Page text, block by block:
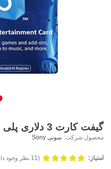
گیفت کارت 3 دلاری پلی استیشن آمریکا
محصول شرکت: سونی Sony
امتیاز: (11 نظر وجود دارد)